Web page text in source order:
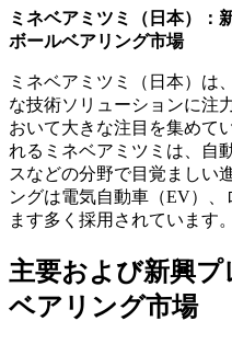
ミネベアミツミ（日本）：
ボールベアリング市場
ミネベアミツミ（日本）は
な技術ソリューションに注
おいて大きな注目を集めて
れるミネベアミツミは、自
スなどの分野で目覚ましい
ングは電気自動車（EV）
ます多く採用されています。
主要および新興
ベアリング市場